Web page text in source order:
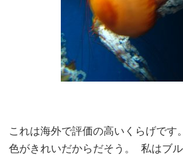
これは海外で評価の高いくらげです
色がきれいだからだそう。 私はブ